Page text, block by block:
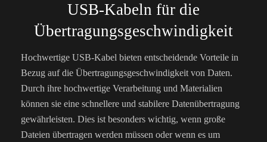
USB-Kabeln für die
Übertragungsgeschwindigkeit
Hochwertige USB-Kabel bieten entscheidende Vorteile in
Bezug auf die Übertragungsgeschwindigkeit von Daten.
Durch ihre hochwertige Verarbeitung und Materialien
können sie eine schnellere und stabilere Datenübertragung
gewährleisten. Dies ist besonders wichtig, wenn große
Dateien übertragen werden müssen oder wenn es um